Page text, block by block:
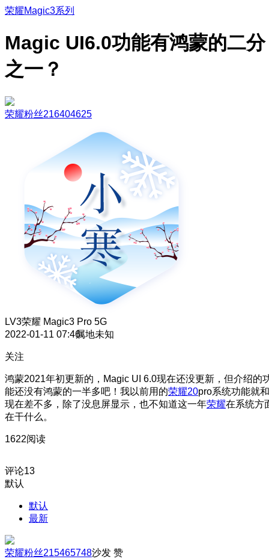
荣耀Magic3系列
Magic UI6.0功能有鸿蒙的二分
之一？
荣耀粉丝216404625
LV3荣耀 Magic3 Pro 5G
2022-01-11 07:46属地未知
关注
鸿蒙2021年初更新的，Magic UI 6.0现在还没更新，但介绍的
能还没有鸿蒙的一半多吧！我以前用的荣耀20pro系统功能就和
现在差不多，除了没息屏显示，也不知道这一年荣耀在系统方
在干什么。
1622阅读
评论13
默认
默认
最新
荣耀粉丝215465748沙发 赞